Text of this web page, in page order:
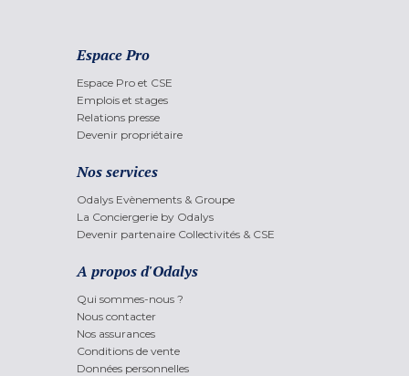
Espace Pro
Espace Pro et CSE
Emplois et stages
Relations presse
Devenir propriétaire
Nos services
Odalys Evènements & Groupe
La Conciergerie by Odalys
Devenir partenaire Collectivités & CSE
A propos d'Odalys
Qui sommes-nous ?
Nous contacter
Nos assurances
Conditions de vente
Données personnelles